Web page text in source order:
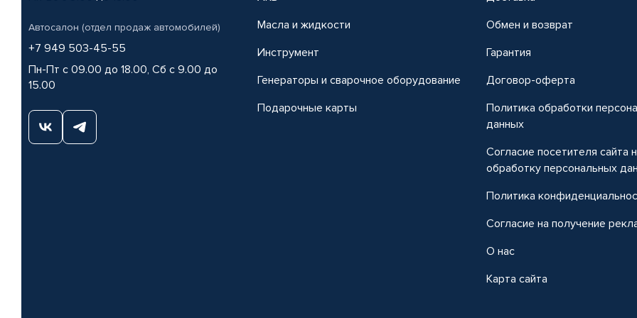
Автосалон (отдел продаж автомобилей)
+7 949 503-45-55
Пн-Пт с 09.00 до 18.00, Сб с 9.00 до
15.00
Масла и жидкости
Инструмент
Генераторы и сварочное оборудование
Подарочные карты
Обмен и возврат
Гарантия
Договор-оферта
Политика обработки
данных
Согласие посетителя сайта
обработку персональных
Политика
Согласие на получение
О нас
Карта сайта